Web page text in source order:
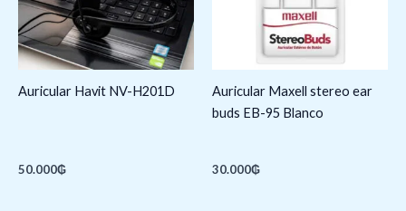
Auricular Havit NV-H201D
50.000₲
Auricular Maxell stereo ear
buds EB-95 Blanco
30.000₲